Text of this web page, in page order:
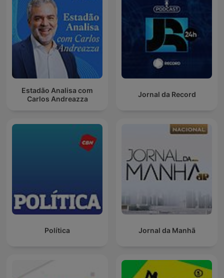
Estadão Analisa com
Carlos Andreazza
Jornal da Record
Política Jornal da Manhã